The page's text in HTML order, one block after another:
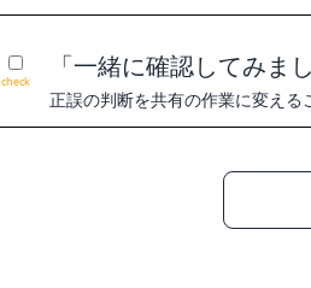
check 「一緒に確認してみま
正誤の判断を共有の作業に変える